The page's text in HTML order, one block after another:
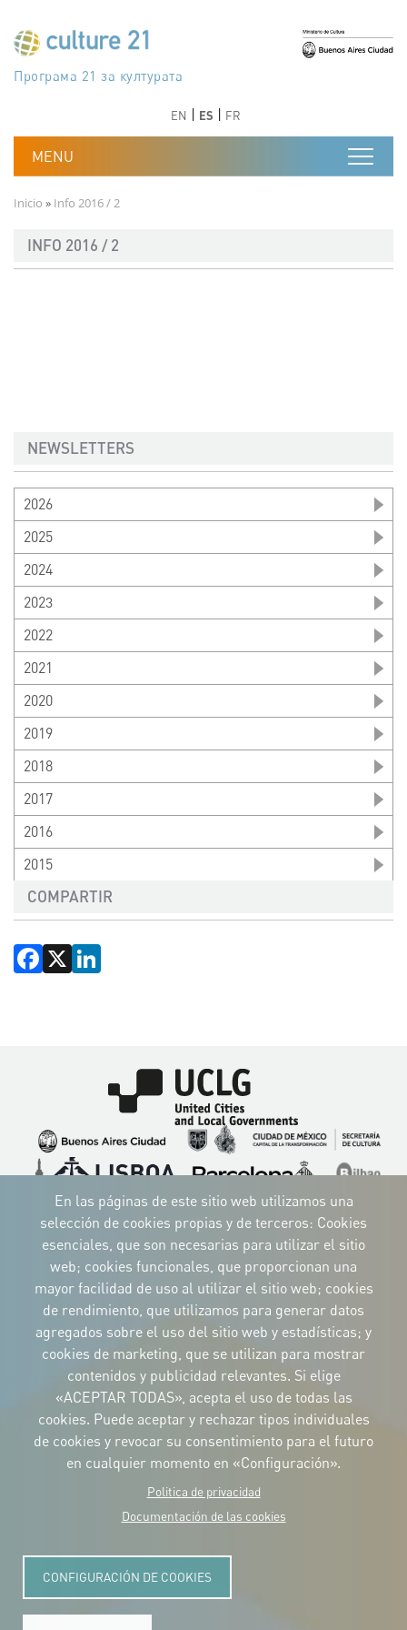
جدول أعمال القرن 21 للثقافة
Програма 21 за културата
Agenda 21 de la cultura
Agjenda 21 për kulturë
Agenda 21 van cultuur
Agenda 21 for culture
Kulturaren Agenda 21
Agenda 21 de la culture
Axenda 21 da cultura
Agenda 21 für Kultur
Agenda 21 della cultura
文化のためのアジェンダ21
دستورکار 21 برای فرهنگ
Agenda 21 dla kultury
Agenda 21 da cultura
Повестка дня 21 для культуры
Agenda 21 za kulturu
Agenda 21 de la cultura
Agenda 21 för kulturen
Kültür için Gündem 21
Порядок денний 21 для культури
EN ES FR
Ruta de navegación
Inicio Info 2016 / 2
INFO 2016 / 2
NEWSLETTERS
2026
2025
2024
2023
2022
2021
2020
2019
2018
2017
2016
2015
COMPARTIR
Facebook
X
Imagen
Imagen
Imagen
ImagenImagen Imagen
Imagen
ImagenImagenImagen
IDENTIDAD CORPORATIVA
Descargue
los logotipos
y el manual
NEWSLETTER
CONTACTO
Carrer Avinyó, 15
08002 Barcelona
culture@uclg.org
En las páginas de este sitio web utilizamos una
selección de cookies propias y de terceros: Cookies
esenciales, que son necesarias para utilizar el sitio
web; cookies funcionales, que proporcionan una
mayor facilidad de uso al utilizar el sitio web; cookies
de rendimiento, que utilizamos para generar datos
agregados sobre el uso del sitio web y estadísticas; y
cookies de marketing, que se utilizan para mostrar
contenidos y publicidad relevantes. Si elige
«ACEPTAR TODAS», acepta el uso de todas las
cookies. Puede aceptar y rechazar tipos individuales
de cookies y revocar su consentimiento para el futuro
en cualquier momento en «Configuración».
Politica de privacidad
Documentación de las cookies
CONFIGURACIÓN DE COOKIES